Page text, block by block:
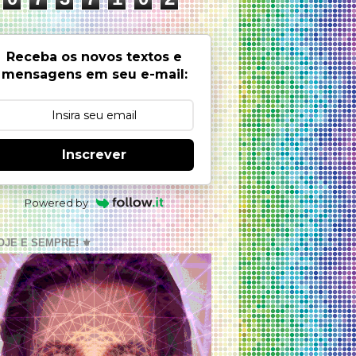
Receba os novos textos e
mensagens em seu e-mail:
Inscrever
Powered by
E SEMPRE! ⚜️